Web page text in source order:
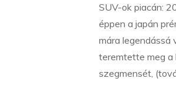
SUV-ok piacán:
éppen a japán
mára legendássá
teremtette meg a
szegmensét,